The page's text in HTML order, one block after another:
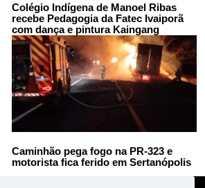
Colégio Indígena de Manoel Ribas
recebe Pedagogia da Fatec Ivaiporã
com dança e pintura Kaingang
Caminhão pega fogo na PR-323 e
motorista fica ferido em Sertanópolis